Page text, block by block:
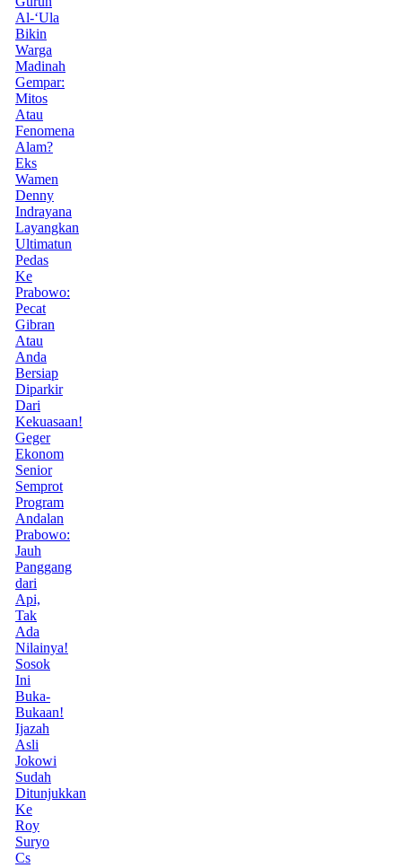
Al-‘Ula
Bikin
Warga
Madinah
Gempar:
Mitos
Atau
Fenomena
Alam?
Eks
Wamen
Denny
Indrayana
Layangkan
Ultimatun
Pedas
Ke
Prabowo:
Pecat
Gibran
Atau
Anda
Bersiap
Diparkir
Dari
Kekuasaan!
Geger
Ekonom
Senior
Semprot
Program
Andalan
Prabowo:
Jauh
Panggang
dari
Api,
Tak
Ada
Nilainya!
Sosok
Ini
Buka-
Bukaan!
Ijazah
Asli
Jokowi
Sudah
Ditunjukkan
Ke
Roy
Suryo
Cs